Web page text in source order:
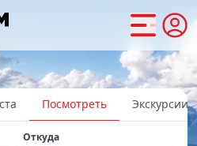
Посмотреть Экскурсии
Откуда